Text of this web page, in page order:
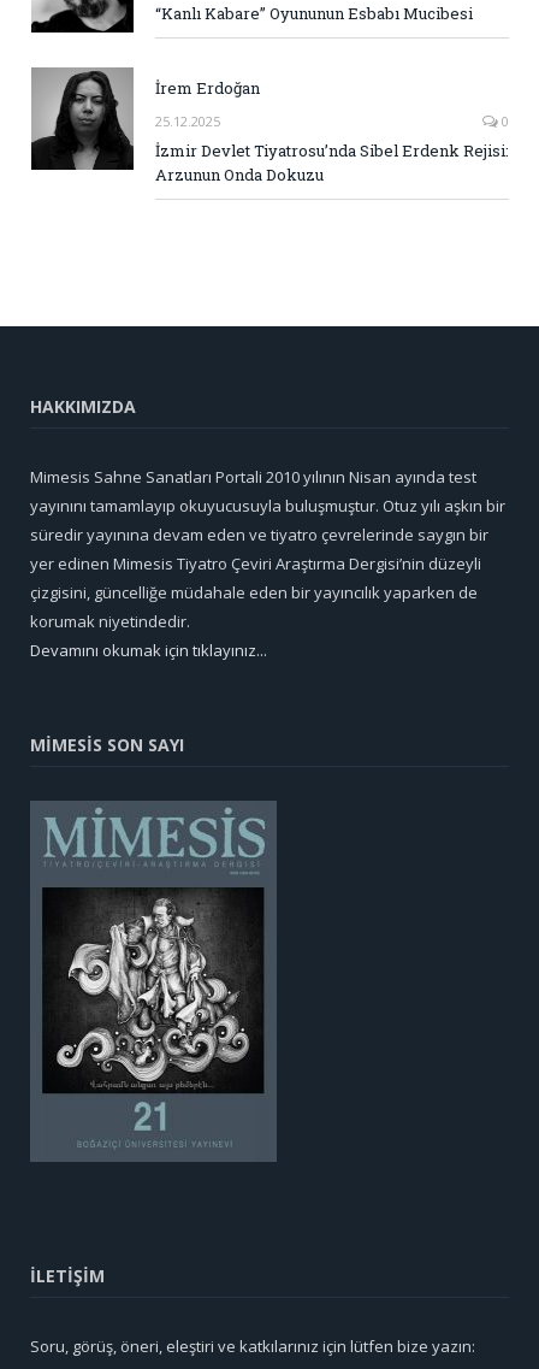
“Kanlı Kabare” Oyununun Esbabı Mucibesi
İrem Erdoğan
25.12.2025 0
İzmir Devlet Tiyatrosu’nda Sibel Erdenk Rejisi:
Arzunun Onda Dokuzu
HAKKIMIZDA
Mimesis Sahne Sanatları Portali 2010 yılının Nisan ayında test
yayınını tamamlayıp okuyucusuyla buluşmuştur. Otuz yılı aşkın bir
süredir yayınına devam eden ve tiyatro çevrelerinde saygın bir
yer edinen Mimesis Tiyatro Çeviri Araştırma Dergisi’nin düzeyli
çizgisini, güncelliğe müdahale eden bir yayıncılık yaparken de
korumak niyetindedir.
Devamını okumak için tıklayınız...
MİMESİS SON SAYI
İLETİŞİM
Soru, görüş, öneri, eleştiri ve katkılarınız için lütfen bize yazın: